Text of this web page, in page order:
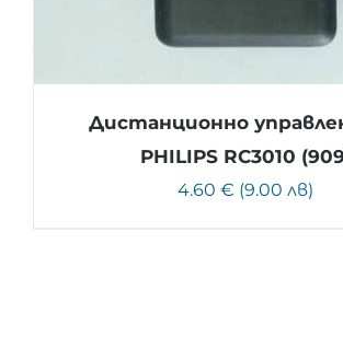
Дистанционно
PHILIPS RC3010
4.60 € (9.00 лв)